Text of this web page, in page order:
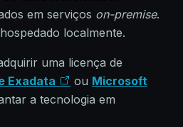
em serviços on-premise.
localmente.
uma licença de
Exadata ou Microsoft
a tecnologia em